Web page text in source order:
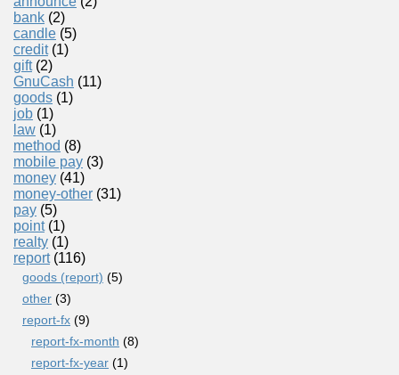
bank (2)
candle (5)
credit(1)
gift(2)
GnuCash (11)
goods (1)
job (1)
law (1)
method (8)
mobile pay (3)
money (41)
money-other (31)
pay (5)
point(1)
realty (1)
report(116)
goods (report) (5)
other (3)
report-fx (9)
report-fx-month (8)
report-fx-year (1)